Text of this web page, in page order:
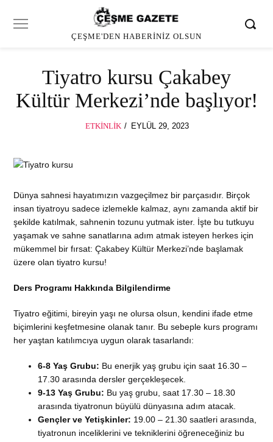
ÇEŞME'DEN HABERINIZ OLSUN
Tiyatro kursu Çakabey
Kültür Merkezi’nde başlıyor!
ETKINLIK
POSTED
EYLÜL 29, 2023
Dünya sahnesi hayatımızın vazgeçilmez bir parçasıdır. Birçok
insan tiyatroyu sadece izlemekle kalmaz, aynı zamanda aktif bir
şekilde katılmak, sahnenin tozunu yutmak ister. İşte bu tutkuyu
yaşamak ve sahne sanatlarına adım atmak isteyen herkes için
mükemmel bir fırsat: Çakabey Kültür Merkezi’nde başlamak
üzere olan tiyatro kursu!
Ders Programı Hakkında Bilgilendirme
Tiyatro eğitimi, bireyin yaşı ne olursa olsun, kendini ifade etme
biçimlerini keşfetmesine olanak tanır. Bu sebeple kurs programı
her yaştan katılımcıya uygun olarak tasarlandı:
6-8 Yaş Grubu: Bu enerjik yaş grubu için saat 16.30 –
17.30 arasında dersler gerçekleşecek.
9-13 Yaş Grubu: Bu yaş grubu, saat 17.30 – 18.30
arasında tiyatronun büyülü dünyasına adım atacak.
Gençler ve Yetişkinler: 19.00 – 21.30 saatleri arasında,
tiyatronun inceliklerini ve tekniklerini öğreneceğiniz bu